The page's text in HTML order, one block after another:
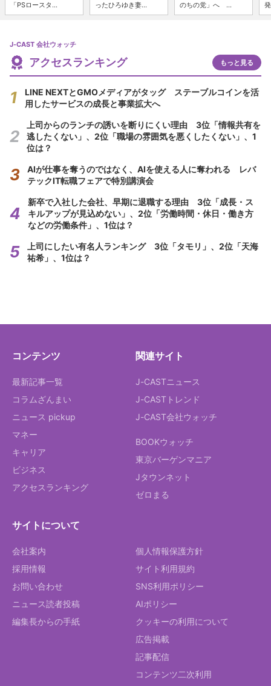
「PSロースタ...
ったひろゆき妻...
のちの党」へ ...
J-CAST 会社ウォッチ
アクセスランキング もっと見る
LINE NEXTとGMOメディアがタッグ ステーブルコインを活
用したサービスの成長と事業拡大へ
上司からのランチの誘いを断りにくい理由 3位「情報共有を
逃したくない」、2位「職場の雰囲気を悪くしたくない」、1
位は？
AIが仕事を奪うのではなく、AIを使える人に奪われる レバ
テックIT転職フェアで特別講演会
新卒で入社した会社、早期に退職する理由 3位「成長・ス
キルアップが見込めない」、2位「労働時間・休日・働き方
などの労働条件」、1位は？
上司にしたい有名人ランキング 3位「タモリ」、2位「天海
祐希」、1位は？
コンテンツ
最新記事一覧
コラムざんまい
ニュース pickup
マネー
キャリア
ビジネス
アクセスランキング
関連サイト
J-CASTニュース
J-CASTトレンド
J-CAST会社ウォッチ
BOOKウォッチ
東京バーゲンマニア
Jタウンネット
ゼロまる
サイトについて
会社案内
採用情報
お問い合わせ
ニュース読者投稿
編集長からの手紙
個人情報保護方針
サイト利用規約
SNS利用ポリシー
AIポリシー
クッキーの利用について
広告掲載
記事配信
コンテンツ二次利用